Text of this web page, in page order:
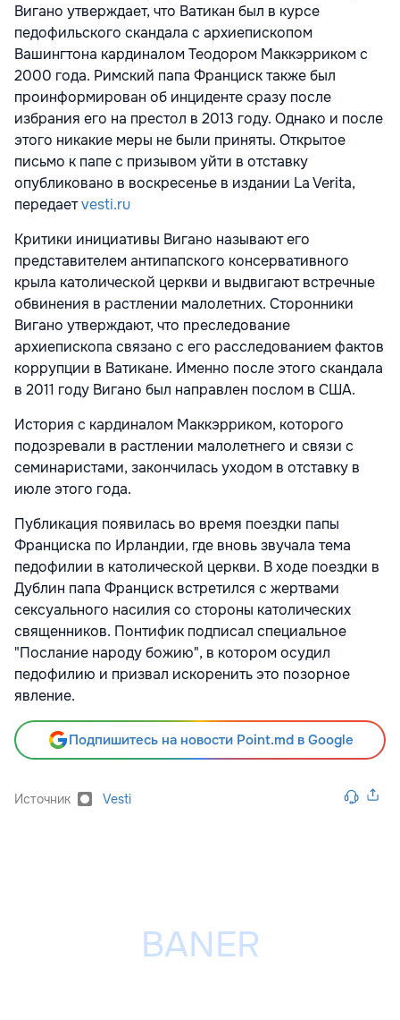
Вигано утверждает, что Ватикан был в курсе
педофильского скандала с архиепископом
Вашингтона кардиналом Теодором Маккэрриком с
2000 года. Римский папа Франциск также был
проинформирован об инциденте сразу после
избрания его на престол в 2013 году. Однако и после
этого никакие меры не были приняты. Открытое
письмо к папе с призывом уйти в отставку
опубликовано в воскресенье в издании La Verita,
передаетvesti.ru
Критики инициативы Вигано называют его
представителем антипапского консервативного
крыла католической церкви и выдвигают встречные
обвинения в растлении малолетних. Сторонники
Вигано утверждают, что преследование
архиепископа связано с его расследованием фактов
коррупции в Ватикане. Именно после этого скандала
в 2011 году Вигано был направлен послом в США.
История с кардиналом Маккэрриком, которого
подозревали в растлении малолетнего и связи с
семинаристами, закончилась уходом в отставку в
июле этого года.
Публикация появилась во время поездки папы
Франциска по Ирландии, где вновь звучала тема
педофилии в католической церкви. В ходе поездки в
Дублин папа Франциск встретился с жертвами
сексуального насилия со стороны католических
священников. Понтифик подписал специальное
"Послание народу божию", в котором осудил
педофилию и призвал искоренить это позорное
явление.
Подпишитесь на новости Point.md в Google
Источник Vesti